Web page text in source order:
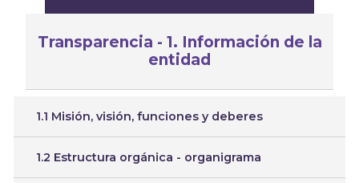
Transparencia - 1. Información de la
entidad
1.1 Misión, visión, funciones y deberes
1.2 Estructura orgánica - organigrama